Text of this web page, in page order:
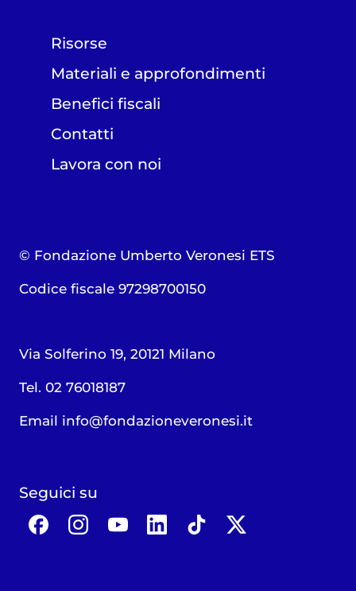
Risorse
Materiali e approfondimenti
Benefici fiscali
Contatti
Lavora con noi
© Fondazione Umberto Veronesi ETS
Codice fiscale 97298700150
Via Solferino 19, 20121 Milano
Tel. 02 76018187
Email info@fondazioneveronesi.it
Seguici su